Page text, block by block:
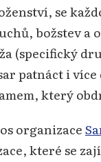
se
božstev
(specifický
patnáct i
který
organizace
které se